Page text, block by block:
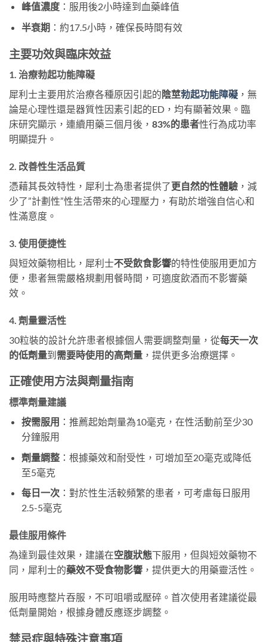
峰值濃度：服用後2小時達到血藥峰值
半衰期：約17.5小時，確保長時間有效
主要功效與臨床效益
1. 治療勃起功能障礙
犀利士主要用於治療各種原因引起的 陰莖勃起功能障礙 ，無
論是心理性還是器質性因素引起的ED，均有顯著效果。臨
床研究顯示，連續用藥三個月後， 83%的患者性行為成功率
明顯提升。
2. 改善性生活品質
憑藉其長效特性，犀利士為患者提供了更自然的性體驗 ，減
少了”計劃性”性生活帶來的心理壓力，有助於增強自信心和
性滿意度。
3. 使用便捷性
與短效藥物相比，犀利士不受飲食影響的特性使服用更加方
便，患者無需嚴格規劃用餐時間，可適度飲酒而不影響藥
效。
4. 劑量靈活性
30粒裝的設計允許患者根據個人需要調整劑量，從每天一次
的低劑量到需要時使用的高劑量 ，提供更多治療選擇。
正確使用方法與劑量指南
標準劑量建議
按需服用 ：推薦起始劑量為10毫克，在性活動前至少30
分鐘服用
劑量調整：根據藥效和耐受性，可增加至20毫克或降低
至5毫克
每日一次：對於性生活較頻繁的患者，可考慮每日服用
2.5-5毫克
最佳服用條件
為達到最佳效果，建議在空腹狀態下服用，但與短效藥物不
同，犀利士的藥效不受食物影響 ，提供更大的用藥靈活性。
服用時應整片吞服，不可咀嚼或壓碎。首次使用者建議從最
低劑量開始，根據身體反應逐步調整。
禁忌症與特殊注意事項